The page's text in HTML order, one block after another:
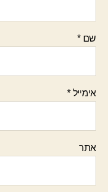
שם*
אימייל*
אתר